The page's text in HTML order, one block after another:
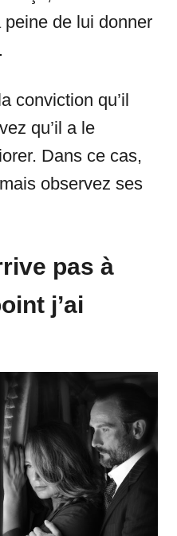
peine de lui donner
conviction qu’il
qu’il a le
Dans ce cas,
observez ses
pas à
j’ai